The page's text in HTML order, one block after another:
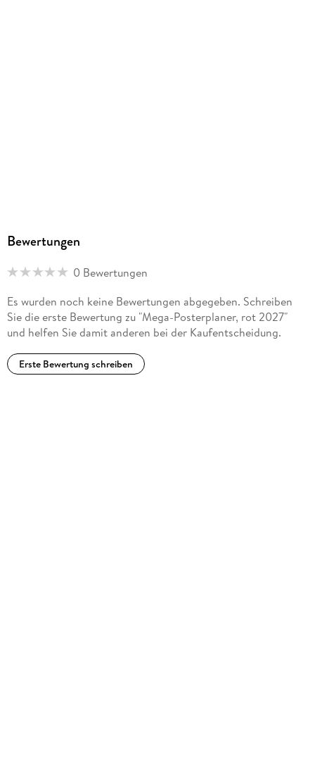
Bewertungen
0 Bewertungen
Es wurden noch keine Bewertungen abgegeben. Schreiben
Sie die erste Bewertung zu "Mega-Posterplaner, rot 2027"
und helfen Sie damit anderen bei der Kaufentscheidung.
Erste Bewertung schreiben